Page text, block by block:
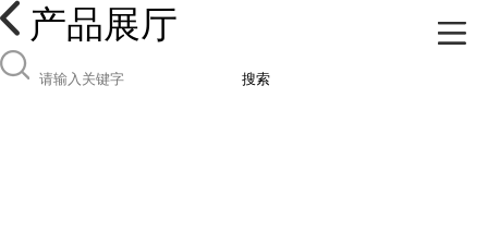
产品展厅
搜索